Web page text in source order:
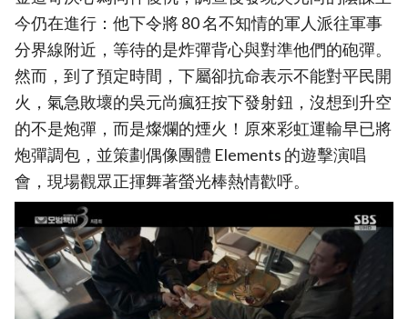
今仍在進行：他下令將 80 名不知情的軍人派往軍事
分界線附近，等待的是炸彈背心與對準他們的砲彈。
然而，到了預定時間，下屬卻抗命表示不能對平民開
火，氣急敗壞的吳元尚瘋狂按下發射鈕，沒想到升空
的不是炮彈，而是燦爛的煙火！原來彩虹運輸早已將
炮彈調包，並策劃偶像團體 Elements 的遊擊演唱
會，現場觀眾正揮舞著螢光棒熱情歡呼。